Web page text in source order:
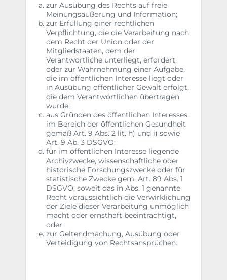
zur Ausübung des Rechts auf freie
Meinungsäußerung und Information;
zur Erfüllung einer rechtlichen
Verpflichtung, die die Verarbeitung nach
dem Recht der Union oder der
Mitgliedstaaten, dem der
Verantwortliche unterliegt, erfordert,
oder zur Wahrnehmung einer Aufgabe,
die im öffentlichen Interesse liegt oder
in Ausübung öffentlicher Gewalt erfolgt,
die dem Verantwortlichen übertragen
wurde;
aus Gründen des öffentlichen Interesses
im Bereich der öffentlichen Gesundheit
gemäß Art. 9 Abs. 2 lit. h) und i) sowie
Art. 9 Ab. 3 DSGVO;
für im öffentlichen Interesse liegende
Archivzwecke, wissenschaftliche oder
historische Forschungszwecke oder für
statistische Zwecke gem. Art. 89 Abs. 1
DSGVO, soweit das in Abs. 1 genannte
Recht voraussichtlich die Verwirklichung
der Ziele dieser Verarbeitung unmöglich
macht oder ernsthaft beeinträchtigt,
oder
zur Geltendmachung, Ausübung oder
Verteidigung von Rechtsansprüchen.